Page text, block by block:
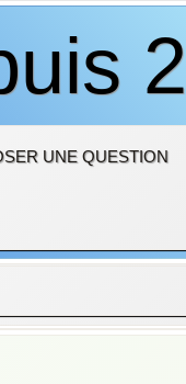
UNE QUESTION